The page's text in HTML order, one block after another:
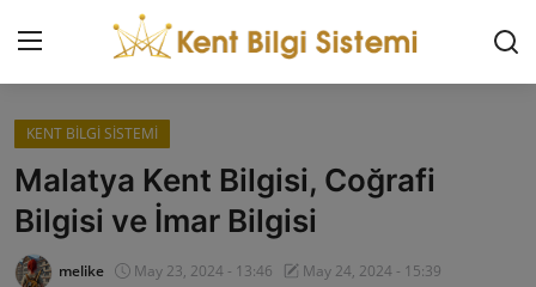
Giriş Yap
KENT BİLGİ SİSTEMİ
İLETİŞİM
KENT BİLGİ SİSTEMİ
Malatya Kent Bilgisi, Coğrafi
Bilgisi ve İmar Bilgisi
melike May 23, 2024 - 13:46
May 24, 2024 - 15:39